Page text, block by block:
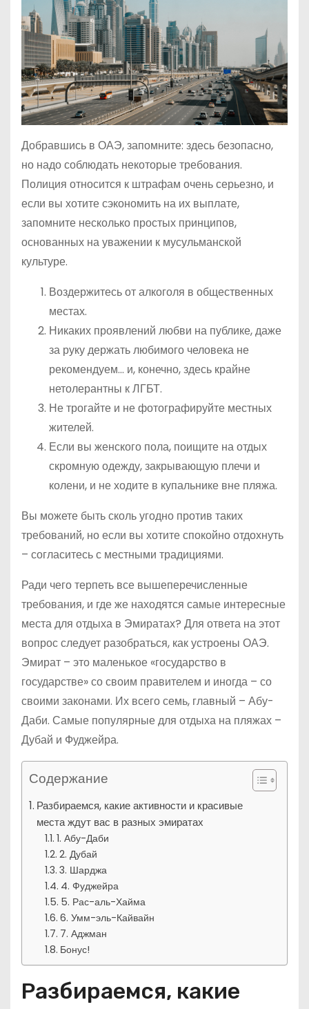
Добравшись в ОАЭ, запомните: здесь безопасно,
но надо соблюдать некоторые требования.
Полиция относится к штрафам очень серьезно, и
если вы хотите сэкономить на их выплате,
запомните несколько простых принципов,
основанных на уважении к мусульманской
культуре.
Воздержитесь от алкоголя в общественных
местах.
Никаких проявлений любви на публике, даже
за руку держать любимого человека не
рекомендуем… и, конечно, здесь крайне
нетолерантны к ЛГБТ.
Не трогайте и не фотографируйте местных
жителей.
Если вы женского пола, поищите на отдых
скромную одежду, закрывающую плечи и
колени, и не ходите в купальнике вне пляжа.
Вы можете быть сколь угодно против таких
требований, но если вы хотите спокойно отдохнуть
– согласитесь с местными традициями.
Ради чего терпеть все вышеперечисленные
требования, и где же находятся самые интересные
места для отдыха в Эмиратах? Для ответа на этот
вопрос следует разобраться, как устроены ОАЭ.
Эмират – это маленькое «государство в
государстве» со своим правителем и иногда – со
своими законами. Их всего семь, главный – Абу-
Даби. Самые популярные для отдыха на пляжах –
Дубай и Фуджейра.
Содержание
Разбираемся, какие активности и красивые
места ждут вас в разных эмиратах
1. Абу-Даби
2. Дубай
3. Шарджа
4. Фуджейра
5. Рас-аль-Хайма
6. Умм-эль-Кайвайн
7. Аджман
Бонус!
Разбираемся, какие